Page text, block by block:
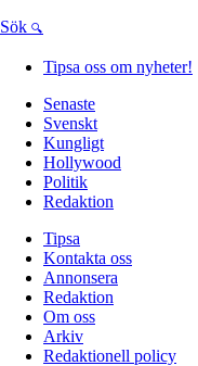
Sök
Tipsa oss om nyheter!
Senaste
Svenskt
Kungligt
Hollywood
Politik
Redaktion
Tipsa
Kontakta oss
Annonsera
Redaktion
Om oss
Arkiv
Redaktionell policy